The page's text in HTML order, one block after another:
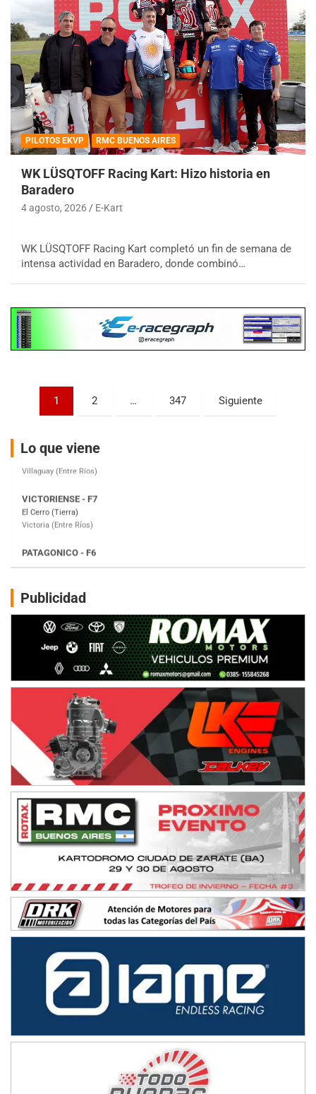
PILOTOS EKVP RMC BUENOS AIRES
WK LÜSQTOFF Racing Kart: Hizo historia en
Baradero
4 agosto, 2026 E-Kart
WK LÜSQTOFF Racing Kart completó un fin de semana de
intensa actividad en Baradero, donde combinó…
Paginación
entradas
1 2 … 347 Siguiente
Lo que viene
08/09-AGO
IAME SERIES ARGENTINA 6
Ramiro Tot (Asfalto)
KDO - F6
Ciudad de Trenque Lauquen (Asfalto)
Trenque Lauquen (Buenos Aires)
Villaguay (Entre Ríos)
El Cerro (Tierra)
Victoria (Entre Ríos)
Moto Club Reginense (Tierra)
Gral. E. Godoy (Río Negro)
Juventud Unida (Tierra)
Humboldt (Santa Fe)
NORESTE SANTAFESINO - F6
Avellaneda (Santa Fe)
SUR SANTAFESINO - F4
José Samuel Sánchez (Tierra)
Rufino (Santa Fe)
TUCUMANO - F5
Juan Navarro (Asfalto)
El Timbó (Tucumán)
COBERTURA ESPECIAL DE E-KART.COM.AR
08/09-AGO
IAME SERIES ARGENTINA 6
Ramiro Tot (Asfalto)
Baradero (Buenos Aires)
KDO - F6
Ciudad de Trenque Lauquen (Asfalto)
Trenque Lauquen (Buenos Aires)
ENTRERRIANO - F6 (POSTERGADA)
Parque de la Velocidad (Asfalto)
Villaguay (Entre Ríos)
VICTORIENSE - F7
El Cerro (Tierra)
Victoria (Entre Ríos)
PATAGONICO - F6
Publicidad